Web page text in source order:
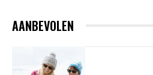
AANBEVOLEN